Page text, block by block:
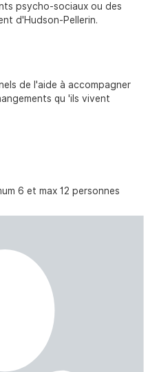
psycho-sociaux ou des
d'Hudson-Pellerin.
de l'aide à accompagner
qu 'ils vivent
6 et max 12 personnes